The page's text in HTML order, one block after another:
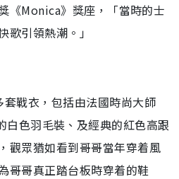
《Monica》獎座，「當時的士
歌引領熱潮。」
戰衣，包括由法國時尚大師
色羽毛裝、及經典的紅色高跟
觀眾猶如看到哥哥當年穿着風
哥哥真正踏台板時穿着的鞋